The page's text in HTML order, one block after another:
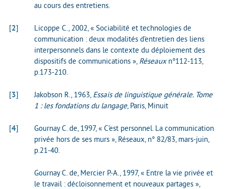
au cours des entretiens.
[2]
Licoppe C., 2002, « Sociabilité et technologies de
communication : deux modalités d’entretien des liens
interpersonnels dans le contexte du déploiement des
dispositifs de communications », Réseauxn°112-113,
p.173-210.
[3] Jakobson R., 1963, Essais de linguistique générale. Tome
1 : les fondations du langage, Paris, Minuit
[4]
Gournay C. de, 1997, « C’est personnel. La communication
privée hors de ses murs », Réseaux, n° 82/83, mars-juin,
p.21-40.
Gournay C. de, Mercier P.-A., 1997, « Entre la vie privée et
le travail : décloisonnement et nouveaux partages »,